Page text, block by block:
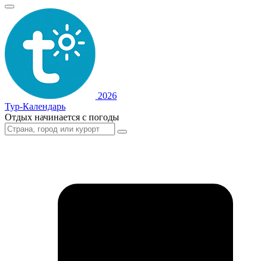
2026
Тур-Календарь
Отдых начинается с погоды